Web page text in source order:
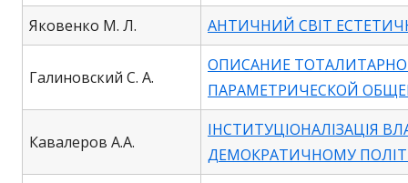
in
a
new
Яковенко М. Л. АНТИЧНИЙ СВІТ
Галиновский С. А.
ОПИСАНИЕ
ПАРАМЕТРИЧЕСКОЙ
Кавалеров А.А.
ІНСТИТУЦІОНАЛІЗАЦІЯ
ДЕМОКРАТИЧНОМУ